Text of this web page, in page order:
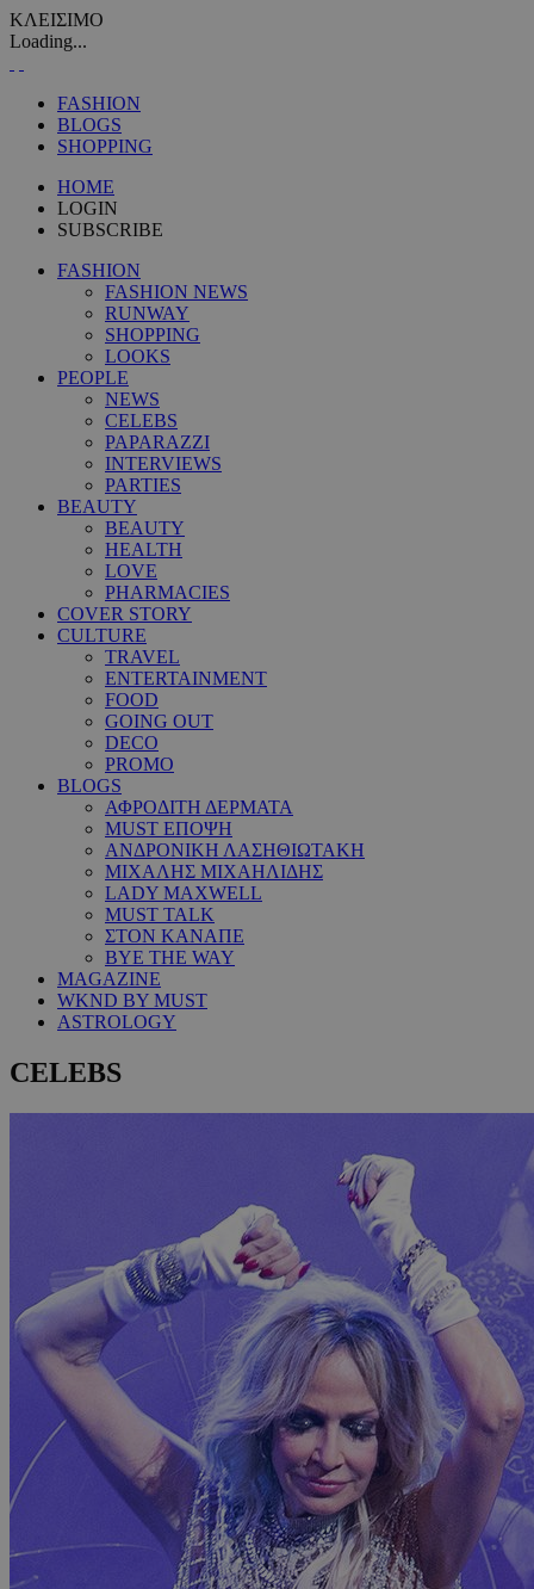
ΚΛΕΙΣΙΜΟ
Loading...
FASHION
BLOGS
SHOPPING
HOME
LOGIN
SUBSCRIBE
FASHION
FASHION NEWS
RUNWAY
SHOPPING
LOOKS
PEOPLE
NEWS
CELEBS
PAPARAZZI
INTERVIEWS
PARTIES
BEAUTY
BEAUTY
HEALTH
LOVE
PHARMACIES
COVER STORY
CULTURE
TRAVEL
ENTERTAINMENT
FOOD
GOING OUT
DECO
PROMO
BLOGS
ΑΦΡΟΔΙΤΗ ΔΕΡΜΑΤΑ
MUST ΕΠΟΨΗ
ΑΝΔΡΟΝΙΚΗ ΛΑΣΗΘΙΩΤΑΚΗ
ΜΙΧΑΛΗΣ ΜΙΧΑΗΛΙΔΗΣ
LADY MAXWELL
MUST TALK
ΣΤΟΝ ΚΑΝΑΠΕ
BYE THE WAY
MAGAZINE
WKND BY MUST
ASTROLOGY
CELEBS